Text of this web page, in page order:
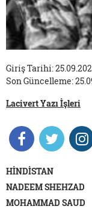
Giriş Tarihi:
Son Güncelleme:
Lacivert Yazı İşleri
HİNDİSTAN
NADEEM SHEHZAD
MOHAMMAD SAUD